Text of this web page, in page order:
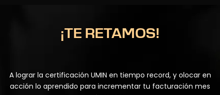
¡TE RETAMOS!
A lograr la certificación UMIN en tiempo record, y olocar en
acción lo aprendido para incrementar tu facturación mes